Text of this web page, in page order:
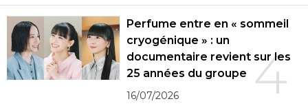
4
Perfume entre en « sommeil
cryogénique » : un
documentaire revient sur les
25 années du groupe
16/07/2026